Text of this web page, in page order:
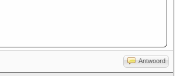
Antwoord